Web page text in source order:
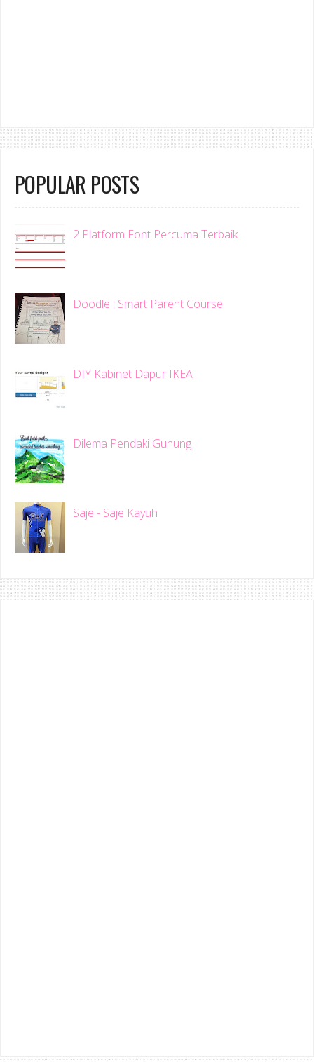
POPULAR POSTS
2 Platform Font Percuma Terbaik
Doodle : Smart Parent Course
DIY Kabinet Dapur IKEA
Dilema Pendaki Gunung
Saje - Saje Kayuh